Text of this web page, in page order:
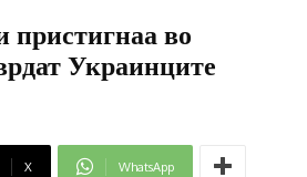
пристигнаа во
Украинците
X WhatsApp